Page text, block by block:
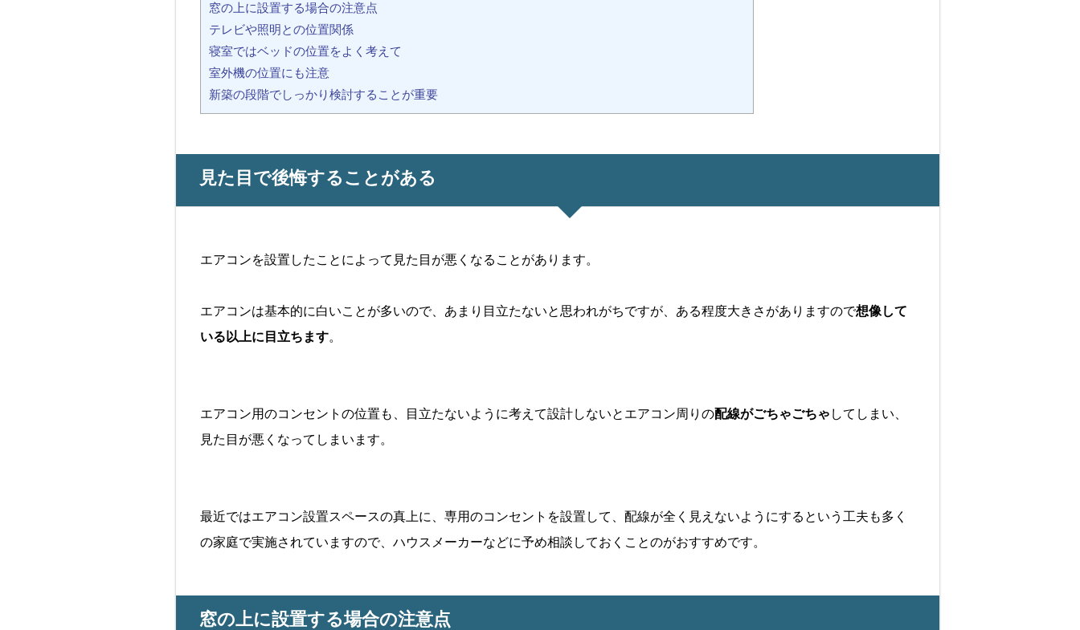
窓の上に設置する場合の注意点
テレビや照明との位置関係
寝室ではベッドの位置をよく考えて
室外機の位置にも注意
新築の段階でしっかり検討することが重要
見た目で後悔することがある
エアコンを設置したことによって見た目が悪くなることがあります。
エアコンは基本的に白いことが多いので、あまり目立たないと思われがちですが、ある程度大きさがありますので想像して
いる以上に目立ちます。
エアコン用のコンセントの位置も、目立たないように考えて設計しないとエアコン周りの配線がごちゃごちゃ してしまい、
見た目が悪くなってしまいます。
最近ではエアコン設置スペースの真上に、専用のコンセントを設置して、配線が全く見えないようにするという工夫も多く
の家庭で実施されていますので、ハウスメーカーなどに予め相談しておくことのがおすすめです。
窓の上に設置する場合の注意点